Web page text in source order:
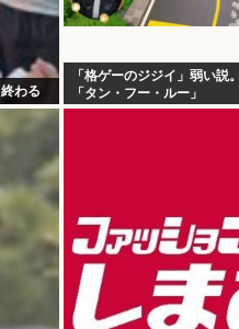
わる
「格ゲーのジジイ」弱い説
「タン・フー・ルー」